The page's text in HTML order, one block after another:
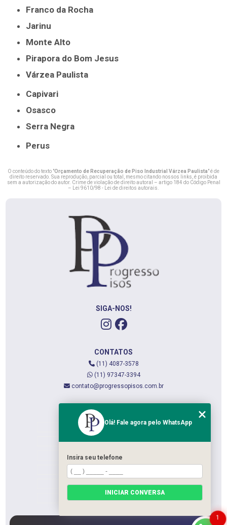
Franco da Rocha
Jarinu
Monte Alto
Pirapora do Bom Jesus
Várzea Paulista
Capivari
Osasco
Serra Negra
Perus
O conteúdo do texto "Orçamento de Recuperação de Piso Industrial Várzea Paulista" é de
direito reservado. Sua reprodução, parcial ou total, mesmo citando nossos links, é proibida
sem a autorização do autor. Crime de violação de direito autoral – artigo 184 do Código Penal
–
Lei 9610/98 - Lei de direitos autorais
SIGA-NOS!
CONTATOS
(11) 4087-3578
(11) 97347-3394
contato@progressopisos.com.br
QUEM SOMOS
SERVIÇOS
CATEGORIAS
1
Olá! Fale agora pelo WhatsApp
Insira seu telefone
INICIAR CONVERSA